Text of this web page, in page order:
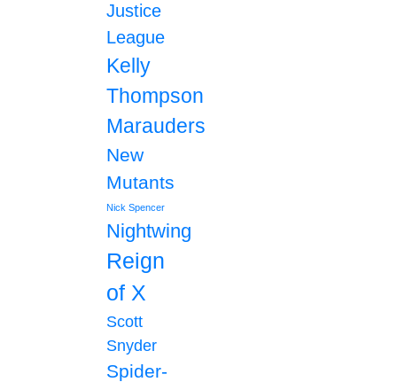
Justice
League
Kelly
Thompson
Marauders
New
Mutants
Nick Spencer
Nightwing
Reign
of X
Scott
Snyder
Spider-